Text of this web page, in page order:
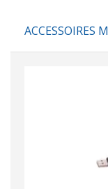
ACCESSOIRES